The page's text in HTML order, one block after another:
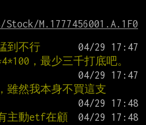
M.1777456001.A.1F0
到不行
，最少三千打底吧。
雖然我本身不買這支
主動etf在顧